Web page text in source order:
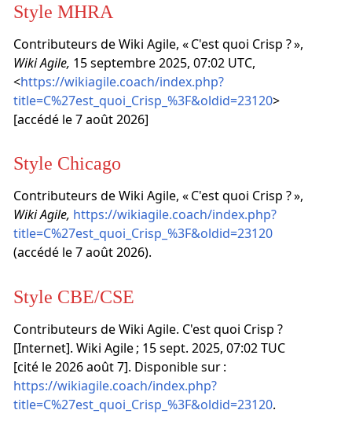
Style MHRA
Contributeurs de Wiki Agile, « C'est quoi Crisp ? »,
Wiki Agile, 15 septembre 2025, 07:02 UTC,
<https://wikiagile.coach/index.php?
title=C%27est_quoi_Crisp_%3F&oldid=23120>
[accédé le 7 août 2026]
Style Chicago
Contributeurs de Wiki Agile, « C'est quoi Crisp ? »,
Wiki Agile, https://wikiagile.coach/index.php?
title=C%27est_quoi_Crisp_%3F&oldid=23120
(accédé le 7 août 2026).
Style CBE/CSE
Contributeurs de Wiki Agile. C'est quoi Crisp ?
[Internet]. Wiki Agile ; 15 sept. 2025, 07:02 TUC
[cité le 2026 août 7]. Disponible sur :
https://wikiagile.coach/index.php?
title=C%27est_quoi_Crisp_%3F&oldid=23120.